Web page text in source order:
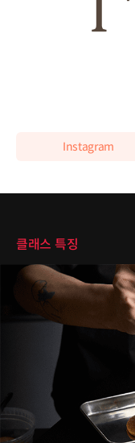
2022 디올 컬렉션 F&B 총괄
Instagram
클래스 특징